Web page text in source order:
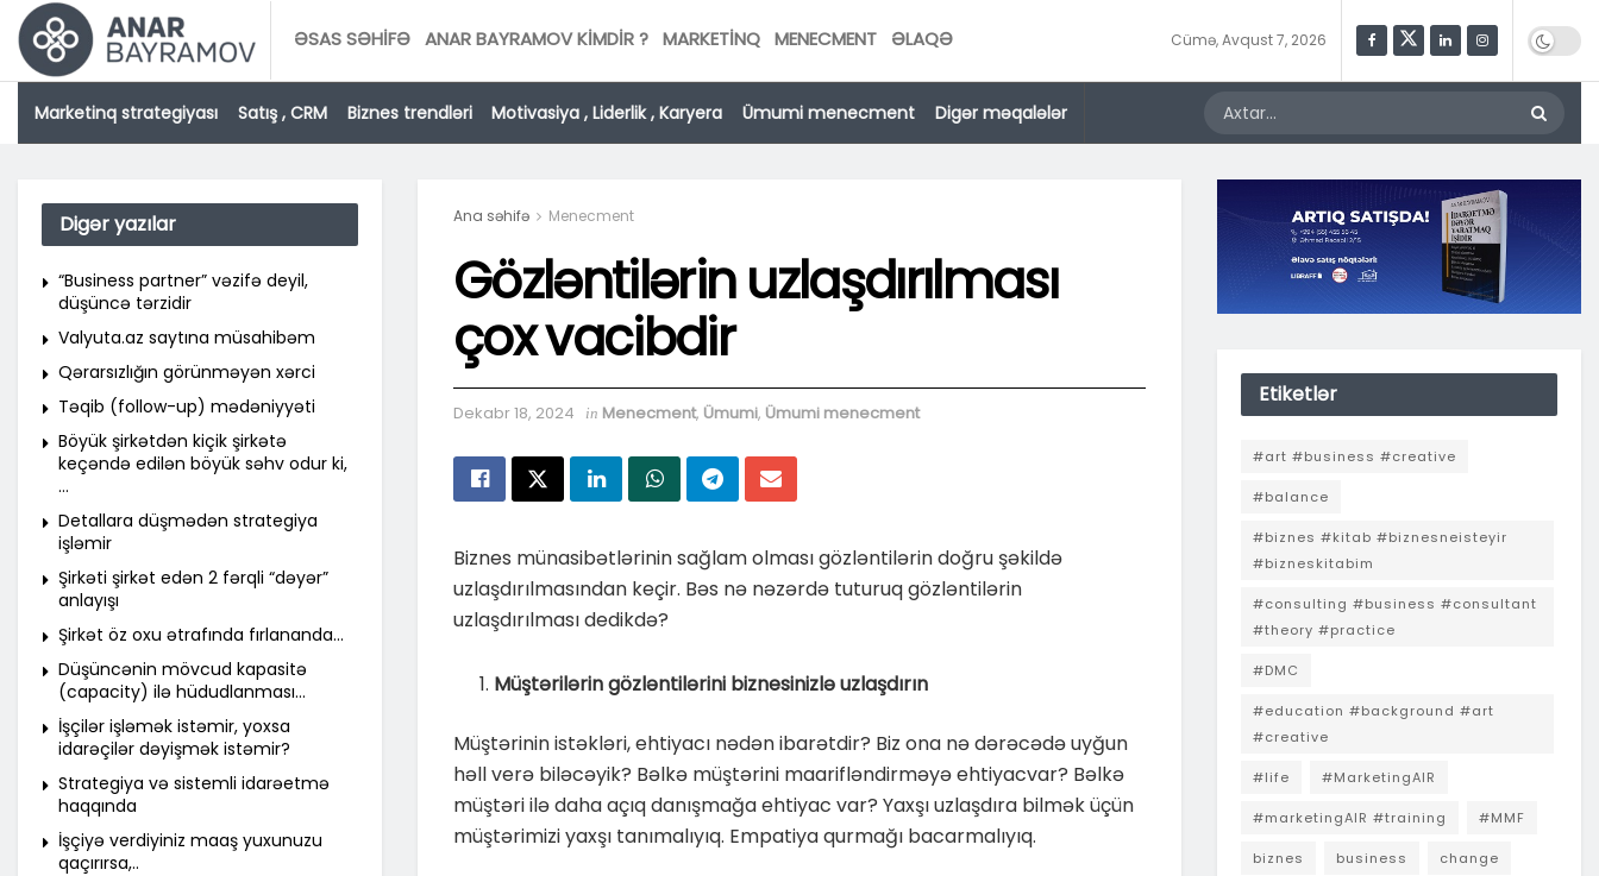
ƏSAS SƏHIFƏ ANAR BAYRAMOV KİMDİR ? MARKETINQ MENECMENT ƏLAQƏ Cümə, Avqust 7, 2026
Marketinq strategiyası Satış , CRM Biznes trendləri Motivasiya , Liderlik , Karyera Ümumi menecment Digər məqalələr
Ana səhifə Menecment
Gözləntilərin uzlaşdırılması
çox vacibdir
Dekabr 18, 2024 in Menecment, Ümumi, Ümumi menecment
Biznes münasibətlərinin sağlam olması gözləntilərin doğru şəkildə
uzlaşdırılmasından keçir. Bəs nə nəzərdə tuturuq gözləntilərin
uzlaşdırılması dedikdə?
Müştərilərin gözləntilərini biznesinizlə uzlaşdırın
Müştərinin istəkləri, ehtiyacı nədən ibarətdir? Biz ona nə dərəcədə uyğun
həll verə biləcəyik? Bəlkə müştərini maarifləndirməyə ehtiyacvar? Bəlkə
müştəri ilə daha açıq danışmağa ehtiyac var? Yaxşı uzlaşdıra bilmək üçün
müştərimizi yaxşı tanımalıyıq. Empatiya qurmağı bacarmalıyıq.
Digər yazılar
“Business partner” vəzifə deyil,
düşüncə tərzidir
Valyuta.az saytına müsahibəm
Qərarsızlığın görünməyən xərci
Təqib (follow-up) mədəniyyəti
Böyük şirkətdən kiçik şirkətə
keçəndə edilən böyük səhv odur ki,
…
Detallara düşmədən strategiya
işləmir
Şirkəti şirkət edən 2 fərqli “dəyər”
anlayışı
Şirkət öz oxu ətrafında fırlananda…
Düşüncənin mövcud kapasitə
(capacity) ilə hüdudlanması…
İşçilər işləmək istəmir, yoxsa
idarəçilər dəyişmək istəmir?
Strategiya və sistemli idarəetmə
haqqında
İşçiyə verdiyiniz maaş yuxunuzu
qaçırırsa,..
Etiketlər
#art #business #creative
#balance
#biznes #kitab #biznesneisteyir
#bizneskitabim
#consulting #business #consultant
#theory #practice
#DMC
#education #background #art
#creative
#life #MarketingAIR
#marketingAIR #training #MMF
biznes business change